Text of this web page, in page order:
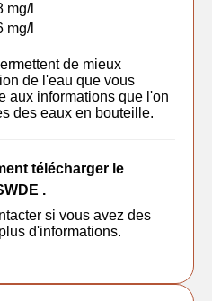
mg/l
mg/l
de mieux
de l'eau que vous
aux informations que l'on
des eaux en bouteille.
télécharger le
.
si vous avez des
d'informations.